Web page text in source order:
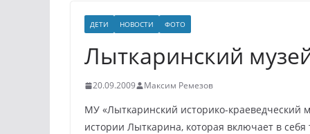
ДЕТИ НОВОСТИ ФОТО
Лыткаринский
20.09.2009 Максим Ремезов
МУ «Лыткаринский историко-краеведческий
истории Лыткарина, которая включает в